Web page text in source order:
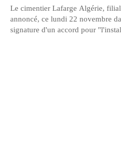
Le cimentier Lafarge Algérie,
annoncé, ce lundi 22 novembre
signature d'un accord pour